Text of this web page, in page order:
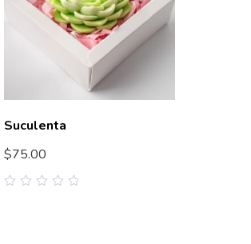
Suculenta
$75.00